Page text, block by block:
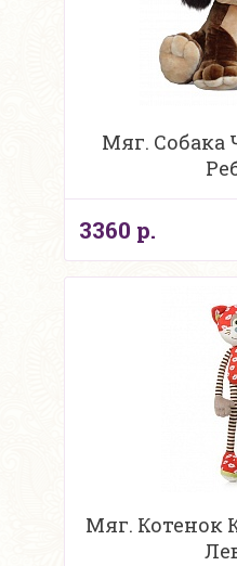
Мяг. Собака
3360 р.
Мяг. Котенок